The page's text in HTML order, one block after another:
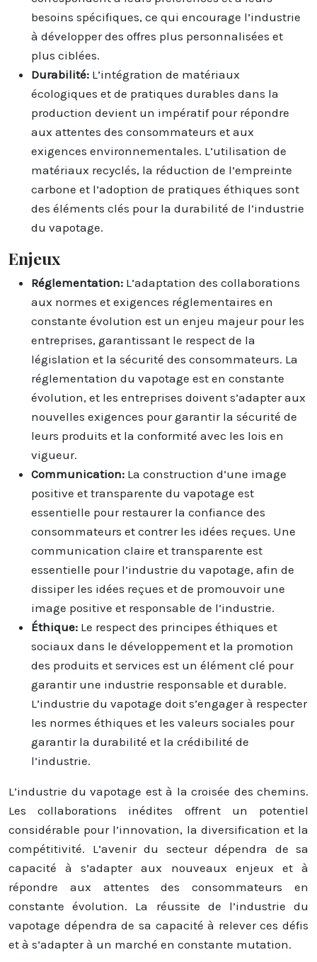
besoins spécifiques, ce qui encourage l’industrie
à développer des offres plus personnalisées et
plus ciblées.
Durabilité: L’intégration de matériaux
écologiques et de pratiques durables dans la
production devient un impératif pour répondre
aux attentes des consommateurs et aux
exigences environnementales. L’utilisation de
matériaux recyclés, la réduction de l’empreinte
carbone et l’adoption de pratiques éthiques sont
des éléments clés pour la durabilité de l’industrie
du vapotage.
Enjeux
Réglementation: L’adaptation des collaborations
aux normes et exigences réglementaires en
constante évolution est un enjeu majeur pour les
entreprises, garantissant le respect de la
législation et la sécurité des consommateurs. La
réglementation du vapotage est en constante
évolution, et les entreprises doivent s’adapter aux
nouvelles exigences pour garantir la sécurité de
leurs produits et la conformité avec les lois en
vigueur.
Communication: La construction d’une image
positive et transparente du vapotage est
essentielle pour restaurer la confiance des
consommateurs et contrer les idées reçues. Une
communication claire et transparente est
essentielle pour l’industrie du vapotage, afin de
dissiper les idées reçues et de promouvoir une
image positive et responsable de l’industrie.
Éthique: Le respect des principes éthiques et
sociaux dans le développement et la promotion
des produits et services est un élément clé pour
garantir une industrie responsable et durable.
L’industrie du vapotage doit s’engager à respecter
les normes éthiques et les valeurs sociales pour
garantir la durabilité et la crédibilité de
l’industrie.
L’industrie du vapotage est à la croisée des chemins.
Les collaborations inédites offrent un potentiel
considérable pour l’innovation, la diversification et la
compétitivité. L’avenir du secteur dépendra de sa
capacité à s’adapter aux nouveaux enjeux et à
répondre aux attentes des consommateurs en
constante évolution. La réussite de l’industrie du
vapotage dépendra de sa capacité à relever ces défis
et à s’adapter à un marché en constante mutation.